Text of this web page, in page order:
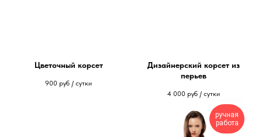
Цветочный корсет
900 руб / сутки
Дизайнерский корсет из
перьев
4 000 руб / сутки
ручная
работа